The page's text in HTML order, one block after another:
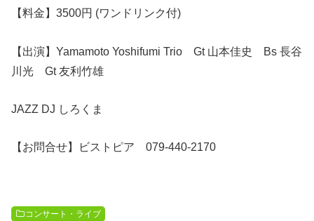
【料金】3500円 (ワンドリンク付)
【出演】Yamamoto Yoshifumi Trio Gt 山本佳史 Bs 長谷
川光 Gt 友利竹雄
JAZZ DJ しろくま
【お問合せ】ビストピア 079-440-2170
コンサート・ライブ